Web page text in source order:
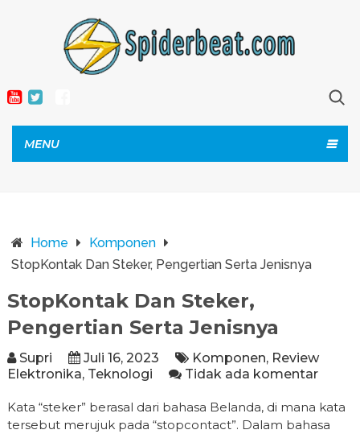
MENU
Home
Komponen
StopKontak Dan Steker, Pengertian Serta Jenisnya
StopKontak Dan Steker,
Pengertian Serta Jenisnya
Supri Juli 16, 2023 Komponen, Review
Elektronika, Teknologi Tidak ada komentar
Kata “steker” berasal dari bahasa Belanda, di mana kata
tersebut merujuk pada “stopcontact”. Dalam bahasa